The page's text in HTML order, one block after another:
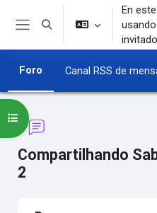
Salta al contenido principal
Selector de búsqueda
En
Foro Canal RSS de
Compartilhando
2
Abrir índice del curso